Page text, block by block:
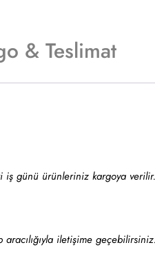
& Teslimat
günü ürünleriniz kargoya
iletişime geçebilirsiniz.